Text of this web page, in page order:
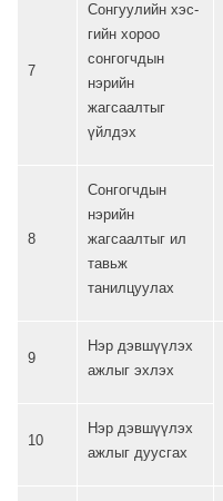
7
Сонгуулийн хэс-
гийн хороо
сонгогчдын
нэрийн
жагсаалтыг
үйлдэх
8
Сонгогчдын
нэрийн
жагсаалтыг ил
тавьж
танилцуулах
9
Нэр дэвшүүлэх
ажлыг эхлэх
10
Нэр дэвшүүлэх
ажлыг дуусгах